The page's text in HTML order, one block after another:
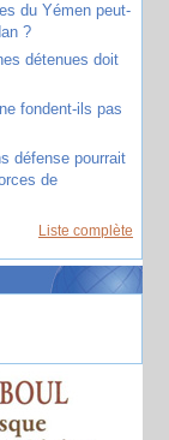
du Yémen peut-
?
détenues doit
fondent-ils pas
défense pourrait
de
Liste complète